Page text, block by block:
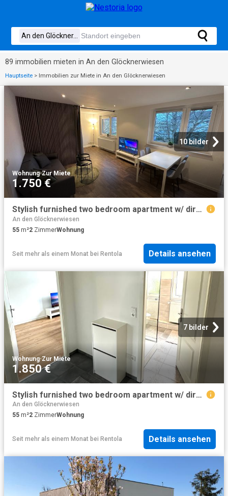
89 immobilien mieten in An den Glöcknerwiesen
Hauptseite > Immobilien zur Miete in An den Glöcknerwiesen
10 bilder
Wohnung·Zur Miete
1.750 €
Stylish furnished two bedroom apartment w/ direct connection to Frankfurt
An den Glöcknerwiesen
55 m²2 ZimmerWohnung
Seit mehr als einem Monat bei Rentola Details ansehen
7 bilder
Wohnung·Zur Miete
1.850 €
Stylish furnished two bedroom apartment w/ direct connection to Frankfurt
An den Glöcknerwiesen
55 m²2 ZimmerWohnung
Seit mehr als einem Monat bei Rentola Details ansehen